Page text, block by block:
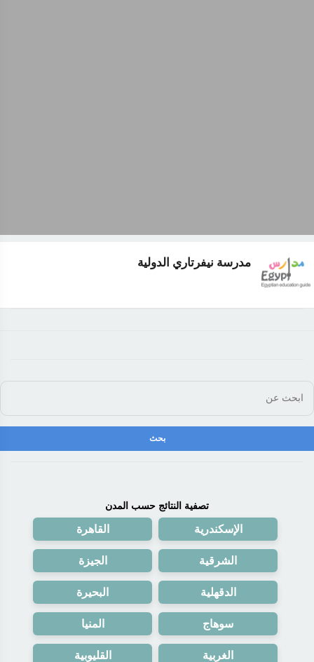
مدرسة نيفرتاري الدولية
تصفية النتائج حسب المدن
الإسكندرية القاهرة
الشرقية الجيزة
الدقهلية البحيرة
سوهاج المنيا
الغربية القليوبية